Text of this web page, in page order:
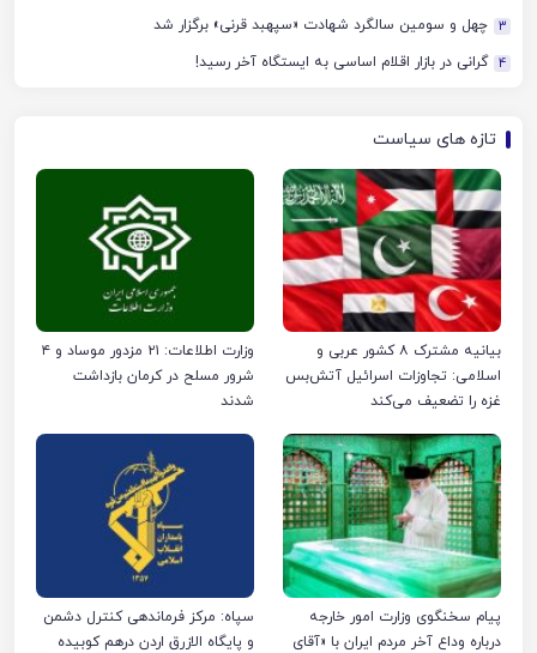
3 چهل‌ و سومین سالگرد شهادت «سپهبد قرنی» برگزار شد
4 گرانی در بازار اقلام اساسی به ایستگاه آخر رسید!
تازه های سیاست
بیانیه مشترک ۸ کشور عربی و
اسلامی: تجاوزات اسرائیل آتش‌بس
غزه را تضعیف می‌کند
وزارت اطلاعات: ۲۱ مزدور موساد و ۴
شرور مسلح در کرمان بازداشت
شدند
پیام سخنگوی وزارت امور خارجه
درباره وداع آخر مردم ایران با «آقای
سپاه: مرکز فرماندهی کنترل دشمن
و پایگاه الازرق اردن درهم کوبیده